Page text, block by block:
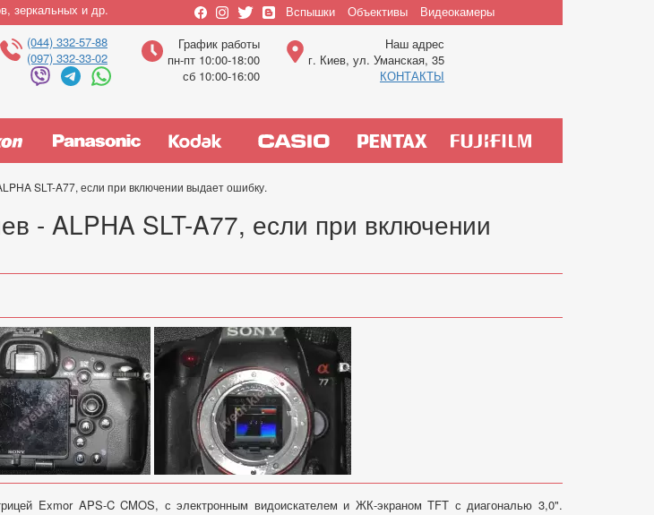
зеркальных и др.
Верхнее
меню
Вспышки Объективы Видеокамеры
(044) 332-57-88
(097) 332-33-02
График работы
пн-пт 10:00-18:00
сб 10:00-16:00
Наш адрес
г. Киев, ул. Уманская, 35
КОНТАКТЫ
SLT-A77, если при включении выдает ошибку.
- ALPHA SLT-A77, если при включении
Exmor APS-C CMOS, с электронным видоискателем и ЖК-экраном TFT с диагональю 3,0".